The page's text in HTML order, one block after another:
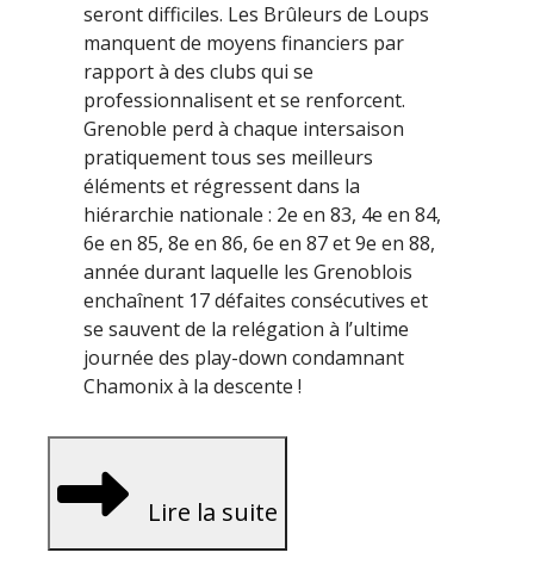
seront difficiles. Les Brûleurs de Loups
manquent de moyens financiers par
rapport à des clubs qui se
professionnalisent et se renforcent.
Grenoble perd à chaque intersaison
pratiquement tous ses meilleurs
éléments et régressent dans la
hiérarchie nationale : 2e en 83, 4e en 84,
6e en 85, 8e en 86, 6e en 87 et 9e en 88,
année durant laquelle les Grenoblois
enchaînent 17 défaites consécutives et
se sauvent de la relégation à l’ultime
journée des play-down condamnant
Chamonix à la descente !
Lire la suite